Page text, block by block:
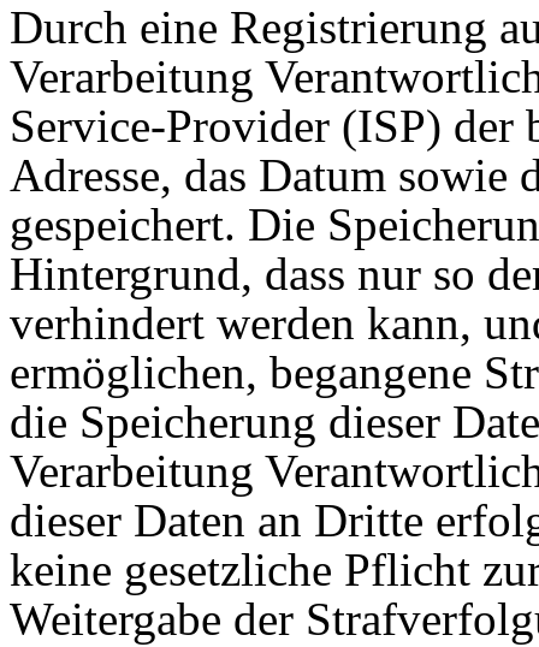
Durch eine Registrierung
Verarbeitung
Service-Provider (ISP) der
Adresse, das Datum
gespeichert. Die
Hintergrund, dass nur so
verhindert werden kann,
ermöglichen, begangene
die Speicherung dieser
Verarbeitung
dieser Daten an Dritte
keine gesetzliche Pflicht
Weitergabe der